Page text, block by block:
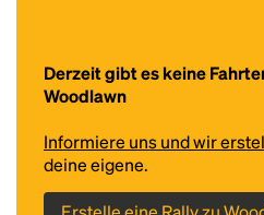
Derzeit gibt es keine
Woodlawn
Informiere uns und wir
deine eigene.